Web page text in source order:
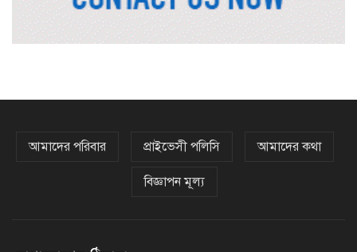
অষ্টম শ্রেণি পাসেই পুলিশ একাডেমিতে
আমাদের পরিবার প্রাইভেসী পলিসি আমাদের কথা
বিজ্ঞাপন মূল্য